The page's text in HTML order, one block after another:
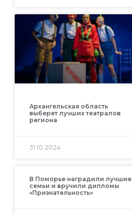
Архангельская область
выберет лучших театралов
региона
31.10.2024
В Поморье наградили лучшие
семьи и вручили дипломы
«Признательность»